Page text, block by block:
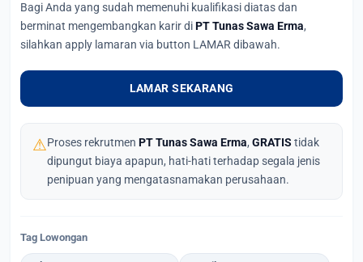
Bagi Anda yang sudah memenuhi kualifikasi diatas dan
berminat mengembangkan karir diPT Tunas Sawa Erma,
silahkan apply lamaran via button LAMAR dibawah.
LAMAR SEKARANG
⚠Proses rekrutmen PT Tunas Sawa Erma, GRATIS tidak
dipungut biaya apapun, hati-hati terhadap segala jenis
penipuan yang mengatasnamakan perusahaan.
Tag Lowongan